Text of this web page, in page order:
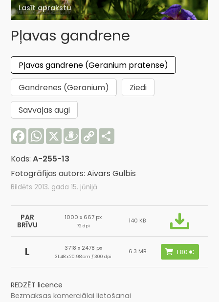
Lasīt aprakstu
Pļavas gandrene
Pļavas gandrene (Geranium pratense)
Gandrenes (Geranium)
Ziedi
Savvaļas augi
FacebookWhatsApp
X Draugiem
Copy
Link
Kods:A-255-13
Fotogrāfijas autors: Aivars Gulbis
Bildēts 2013. gada 15. jūnijā
PAR
BRĪVU
1000 x 667 px
72 dpi
140 KB
L 3718 x 2478 px
31.48 x 20.98 cm / 300 dpi
6.3 MB
REDZĒT licence
Bezmaksas komerciālai lietošanai